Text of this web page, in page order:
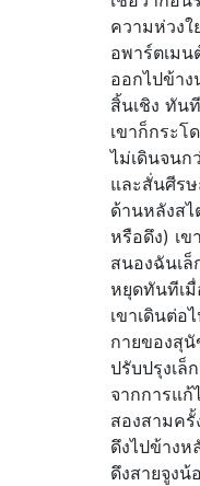
ความห่วงใ
อพาร์ตเมน
ออกไปข้า
สิ้นเชิง ทัน
เขาก็กระโ
ไม่เดินจนก
และสั่นศีรษ
ด้านหลังสไ
หรือดึง) เข
สนองฉันเ
หยุดทันทีเมื่
เขาเดินต่อ
กายของสุ
ปรับปรุงเล็
จากการแก้
สองสามค
ดึงไปข้างห
ดึงสายจูงน้